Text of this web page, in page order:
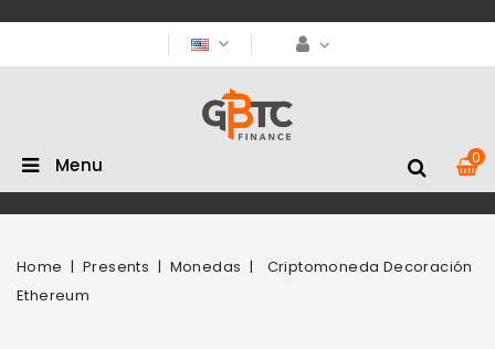
0
Menu
Home Presents Monedas
Criptomoneda Decoración
Ethereum